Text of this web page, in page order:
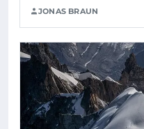
JONAS BRAUN